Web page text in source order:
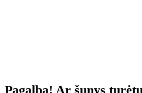
Pagalba! Ar šunys